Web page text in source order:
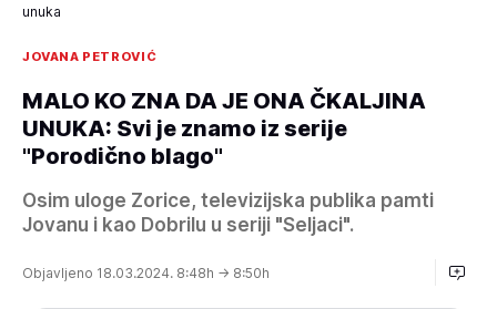
unuka
JOVANA PETROVIĆ
MALO KO ZNA DA JE ONA ČKALJINA
UNUKA: Svi je znamo iz serije
"Porodično blago"
Osim uloge Zorice, televizijska publika pamti
Jovanu i kao Dobrilu u seriji "Seljaci".
Objavljeno 18.03.2024. 8:48h → 8:50h